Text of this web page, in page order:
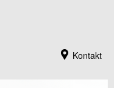
Kontakt